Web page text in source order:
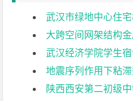
武汉市绿地中心住
大跨空间网架结构金属屋
武汉经济学院学生
地震序列作用下粘滞型阻尼
陕西西安第二初级